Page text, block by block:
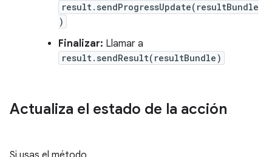
result.sendProgressUpdate(resultBundle
)
Finalizar: Llamar a
result.sendResult(resultBundle)
Actualiza el estado de la acción